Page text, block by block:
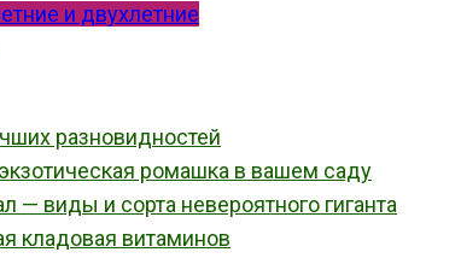
и двухлетние
разновидностей
ромашка в вашем саду
— виды и сорта невероятного гиганта
кладовая витаминов